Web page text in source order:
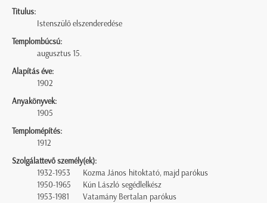
Titulus:
Istenszülő elszenderedése
Templombúcsú:
augusztus 15.
Alapítás éve:
1902
Anyakönyvek:
1905
Templomépítés:
1912
Szolgálattevő személy(ek):
1932-1953
Kozma János hitoktató, majd parókus
1950-1965
Kún László segédlelkész
1953-1981
Vatamány Bertalan parókus